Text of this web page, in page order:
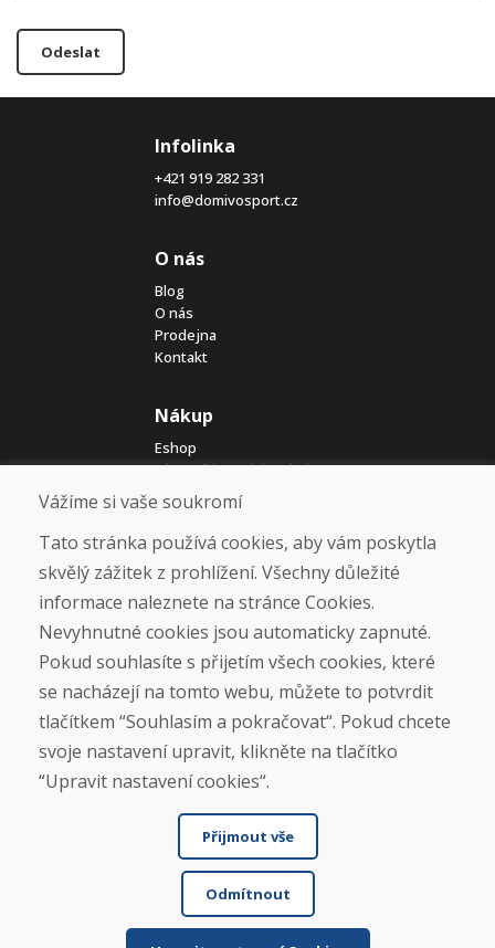
Odeslat
Infolinka
+421 919 282 331
info@domivosport.cz
O nás
Blog
O nás
Prodejna
Kontakt
Nákup
Eshop
Jak posíláme elektrokola
Obchodní podmínky
Doprava
Platba
Vrácení a výměna zboží
Ochrana osobních údajů
Cookies
Sociální sítě
© DOMIVOSPORT 2026, všechna práva vyhrazena
Vážíme si vaše soukromí
Tato stránka používá cookies, aby vám poskytla
skvělý zážitek z prohlížení. Všechny důležité
informace naleznete na stránce Cookies.
Nevyhnutné cookies jsou automaticky zapnuté.
Pokud souhlasíte s přijetím všech cookies, které
se nacházejí na tomto webu, můžete to potvrdit
tlačítkem “Souhlasím a pokračovat“. Pokud chcete
svoje nastavení upravit, klikněte na tlačítko
“Upravit nastavení cookies“.
Přijmout vše
Odmítnout